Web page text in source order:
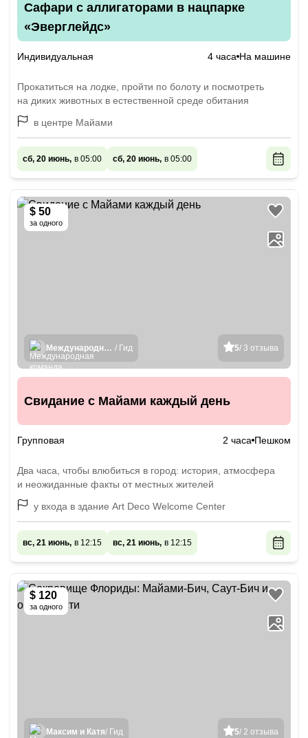
Сафари с аллигаторами в нацпарке
«Эверглейдс»
Индивидуальная 4 часа На машине
Прокатиться на лодке, пройти по болоту и посмотреть
на диких животных в естественной среде обитания
в центре Майами
сб, 20 июнь, в 05:00 сб, 20 июнь, в 05:00
$ 50
за одного
5/ 3 отзыва
Международная команда гидов / Гид
Свидание с Майами каждый день
Групповая 2 часа Пешком
Два часа, чтобы влюбиться в город: история, атмосфера
и неожиданные факты от местных жителей
у входа в здание Art Deco Welcome Center
вс, 21 июнь, в 12:15 вс, 21 июнь, в 12:15
$ 120
за одного
5/ 2 отзыва
Максим и Катя/ Гид